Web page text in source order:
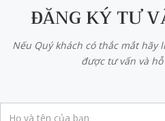
ĐĂNG KÝ TƯ
Nếu Quý khách có thắc mắt hãy
được tư vấn và